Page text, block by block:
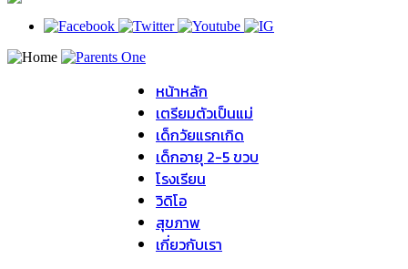
หน้าหลัก
เตรียมตัวเป็นแม่
เด็กวัยแรกเกิด
เด็กอายุ 2-5 ขวบ
โรงเรียน
วิดิโอ
สุขภาพ
เกี่ยวกับเรา